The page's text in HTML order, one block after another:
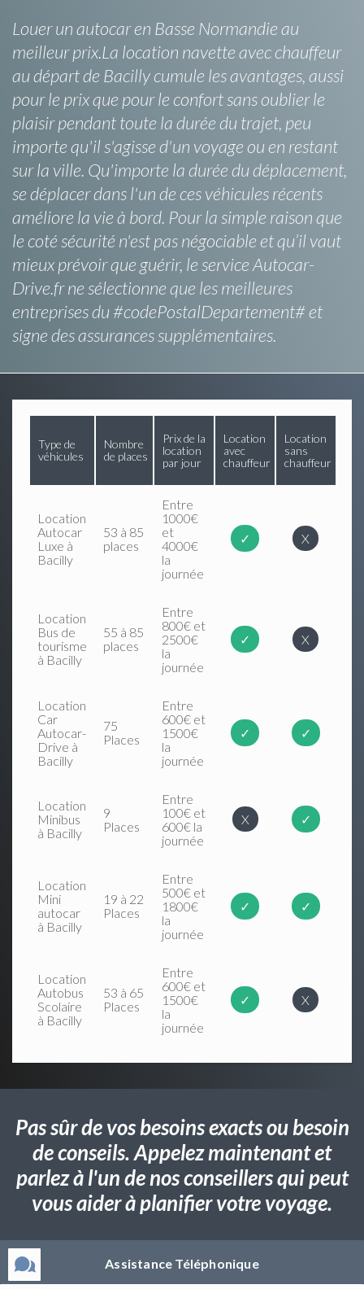
Louer un autocar en Basse Normandie au
meilleur prix.La location navette avec chauffeur
au départ de Bacilly cumule les avantages, aussi
pour le prix que pour le confort sans oublier le
plaisir pendant toute la durée du trajet, peu
importe qu'il s'agisse d'un voyage ou en restant
sur la ville. Qu'importe la durée du déplacement,
se déplacer dans l'un de ces véhicules récents
améliore la vie à bord. Pour la simple raison que
le coté sécurité n'est pas négociable et qu’il vaut
mieux prévoir que guérir, le service Autocar-
Drive.fr ne sélectionne que les meilleures
entreprises du #codePostalDepartement# et
signe des assurances supplémentaires.
Type de
véhicules
Nombre
de places
Prix de la
location
par jour
Location
avec
chauffeur
Location
sans
chauffeur
Location
Autocar
Luxe à
Bacilly
53 à 85
places
Entre
1000€
et
4000€
la
journée
✓ X
Location
Bus de
tourisme
à Bacilly
55 à 85
places
Entre
800€ et
2500€
la
journée
✓ X
Location
Car
Autocar-
Drive à
Bacilly
75
Places
Entre
600€ et
1500€
la
journée
✓ ✓
Location
Minibus
à Bacilly
9
Places
Entre
100€ et
600€ la
journée
X ✓
Location
Mini
autocar
à Bacilly
19 à 22
Places
Entre
500€ et
1800€
la
journée
✓ ✓
Location
Autobus
Scolaire
à Bacilly
53 à 65
Places
Entre
600€ et
1500€
la
journée
✓ X
Pas sûr de vos besoins exacts ou besoin
de conseils. Appelez maintenant et
parlez à l'un de nos conseillers qui peut
vous aider à planifier votre voyage.
Assistance Téléphonique